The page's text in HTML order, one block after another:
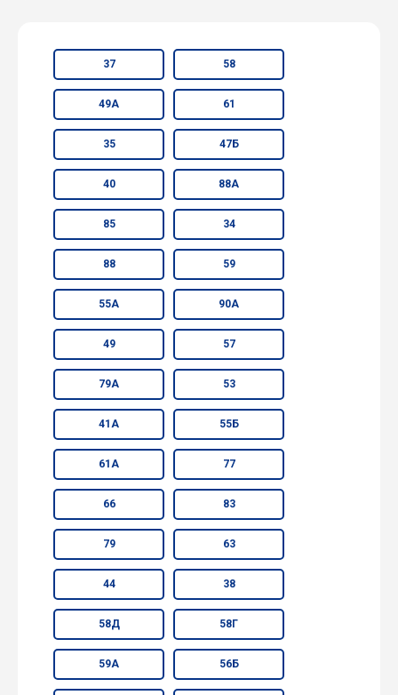
37 58
49А 61
35 47Б
40 88А
85 34
88 59
55А 90А
49 57
79А 53
41А 55Б
61А 77
66 83
79 63
44 38
58Д 58Г
59А 56Б